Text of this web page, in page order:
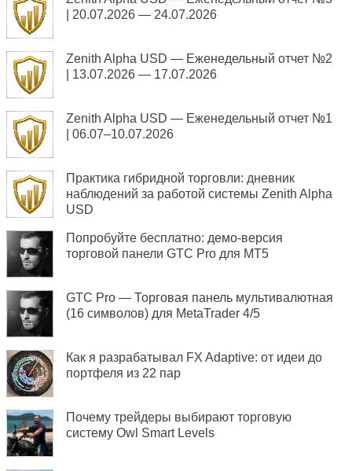
| 20.07.2026 — 24.07.2026
Zenith Alpha USD — Еженедельный отчет №2
| 13.07.2026 — 17.07.2026
Zenith Alpha USD — Еженедельный отчет №1
| 06.07–10.07.2026
Практика гибридной торговли: дневник
наблюдений за работой системы Zenith Alpha
USD
Попробуйте бесплатно: демо-версия
торговой панели GTC Pro для MT5
GTC Pro — Торговая панель мультивалютная
(16 символов) для MetaTrader 4/5
Как я разрабатывал FX Adaptive: от идеи до
портфеля из 22 пар
Почему трейдеры выбирают торговую
систему Owl Smart Levels